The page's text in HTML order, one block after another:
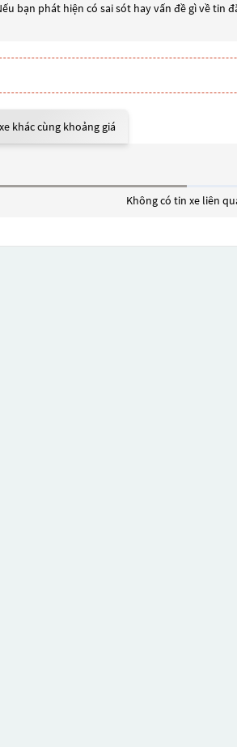
bạn phát hiện có sai sót hay vấn đề gì về tin
khác cùng khoảng giá
Không có tin xe liên